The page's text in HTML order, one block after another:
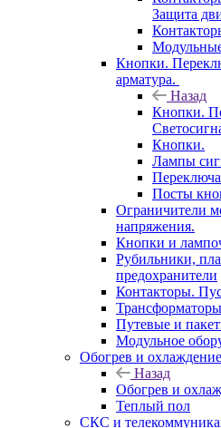
Защита
Кнопки.
арматура.
Назад
Кнопки.
Кнопки.
Лампы
Посты
Ограничители
напряжения.
Кнопки и
Рубильники,
предохранители
Контакторы.
Путевые и
Модульное
Обогрев и охлаждение
Назад
Обогрев и
Теплый пол
СКС и